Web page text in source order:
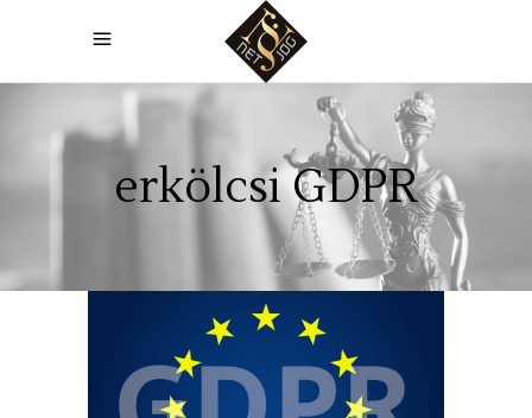
erkölcsi GDPR